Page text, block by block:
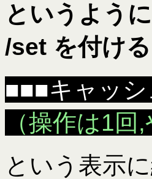
というよう
/set を付け
■■■キャッ
（操作は1
という表示に